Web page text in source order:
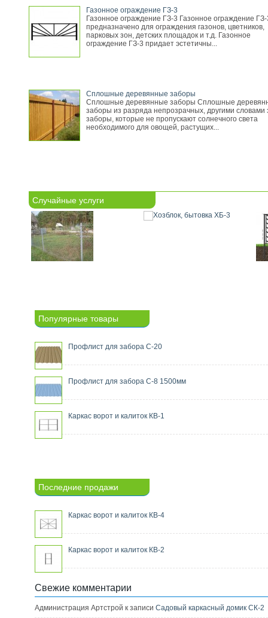
Газонное ограждение ГЗ-3
Газонное ограждение ГЗ-3 Газонное ограждение
предназначено для ограждения газонов, цветников,
парковых зон, детских площадок и т.д. Газонное
ограждение ГЗ-3 придает эстетичны...
Сплошные деревянные заборы
Сплошные деревянные заборы Сплошные
заборы из разряда непрозрачных, другими словами
заборы, которые не пропускают солнечного света
необходимого для овощей, растущих...
Случайные услуги
Популярные товары
Профлист для забора С-20
Профлист для забора С-8 1500мм
Каркас ворот и калиток КВ-1
Последние продажи
Каркас ворот и калиток КВ-4
Каркас ворот и калиток КВ-2
Свежие комментарии
Администрация Артстрой к записи Садовый каркасный домик СК-2